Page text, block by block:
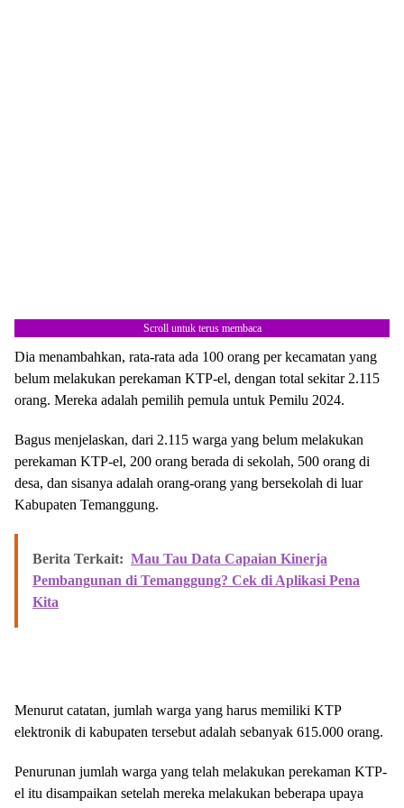
Scroll untuk terus membaca
Dia menambahkan, rata-rata ada 100 orang per kecamatan yang
belum melakukan perekaman KTP-el, dengan total sekitar 2.115
orang. Mereka adalah pemilih pemula untuk Pemilu 2024.
Bagus menjelaskan, dari 2.115 warga yang belum melakukan
perekaman KTP-el, 200 orang berada di sekolah, 500 orang di
desa, dan sisanya adalah orang-orang yang bersekolah di luar
Kabupaten Temanggung.
Berita Terkait: Mau Tau Data Capaian Kinerja
Pembangunan di Temanggung? Cek di Aplikasi Pena
Kita
Menurut catatan, jumlah warga yang harus memiliki KTP
elektronik di kabupaten tersebut adalah sebanyak 615.000 orang.
Penurunan jumlah warga yang telah melakukan perekaman KTP-
el itu disampaikan setelah mereka melakukan beberapa upaya